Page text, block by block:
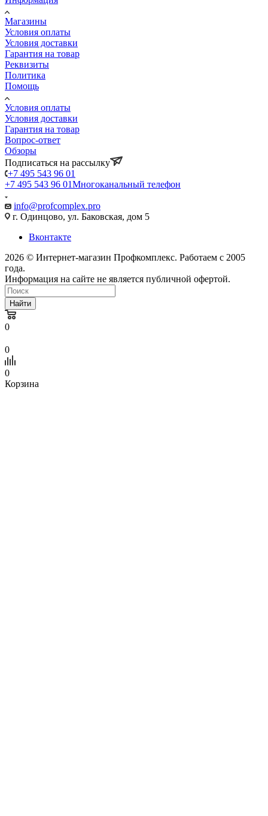
Магазины
Условия оплаты
Условия доставки
Гарантия на товар
Реквизиты
Политика
Помощь
Условия оплаты
Условия доставки
Гарантия на товар
Вопрос-ответ
Обзоры
Подписаться на рассылку
+7 495 543 96 01
+7 495 543 96 01Многоканальный телефон
info@profcomplex.pro
г. Одинцово, ул. Баковская, дом 5
Вконтакте
2026 © Интернет-магазин Профкомплекс. Работаем с 2005
года.
Информация на сайте не является публичной офертой.
Найти
0
0
0
Корзина